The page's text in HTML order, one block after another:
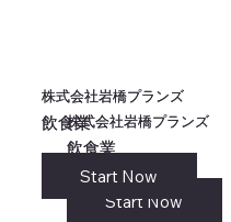
株式会社岩橋プランズ
飲食業
リンク
株式会社岩橋プランズ
飲食業
Start Now
株式会社岩橋プランズ
飲食業
Start Now
株式会社岩橋プランズ
飲食業
Start Now